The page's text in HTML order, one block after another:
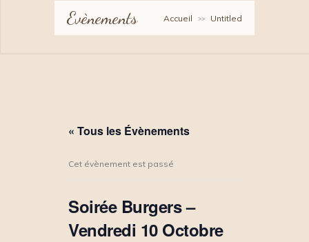
Evènements Accueil >> Untitled
« Tous les Évènements
Cet évènement est passé
Soirée Burgers –
Vendredi 10 Octobre